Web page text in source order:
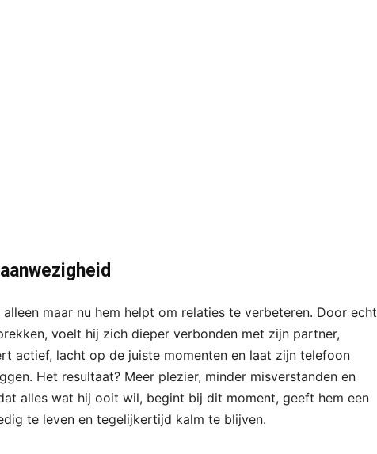
maar nu hem helpt om relaties te verbeteren. Door echt
voelt hij zich dieper verbonden met zijn partner,
actief, lacht op de juiste momenten en laat zijn telefoon
Het resultaat? Meer plezier, minder misverstanden en
alles wat hij ooit wil, begint bij dit moment, geeft hem een
te leven en tegelijkertijd kalm te blijven.